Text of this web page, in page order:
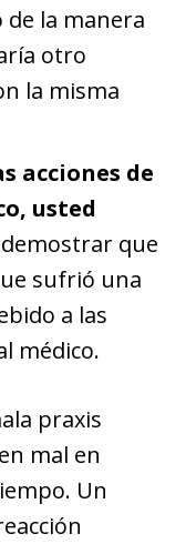
de la manera
otro
la misma
acciones de
usted
que
sufrió una
a las
médico.
praxis
mal en
Un